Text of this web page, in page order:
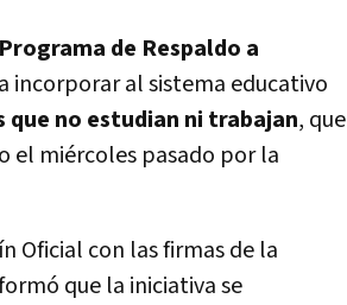
de Respaldo a
incorporar al sistema educativo
que no estudian ni trabajan, que
el miércoles pasado por la
Oficial con las firmas de la
que la iniciativa se